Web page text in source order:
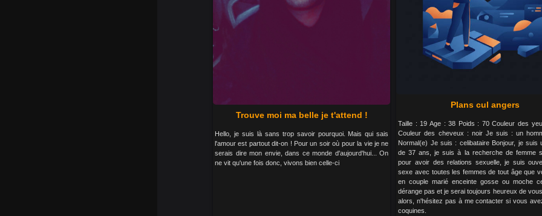
Trouve moi ma belle je t'attend !
Hello, je suis là sans trop savoir pourquoi. Mais qui sais
l'amour est partout dit-on ! Pour un soir où pour la vie je ne
serais dire mon envie, dans ce monde d'aujourd'hui... On
ne vit qu'une fois donc, vivons bien celle-ci
Plans cul angers
Taille : 19 Age : 38 Poids : 70 Couleur des
Couleur des cheveux : noir Je suis : un
Normal(e) Je suis : celibataire Bonjour, je suis
de 37 ans, je suis à la recherche de femme
pour avoir des relations sexuelle, je suis
sexe avec toutes les femmes de tout âge que
en couple marié enceinte gosse ou moche
dérange pas et je serai toujours heureux de
alors, n'hésitez pas à me contacter si vous
coquines.